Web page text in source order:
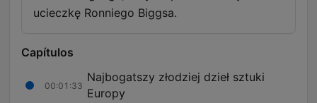
ucieczkę Ronniego Biggsa.
Capítulos
00:01:33
Najbogatszy złodziej dzieł sztuki
Europy